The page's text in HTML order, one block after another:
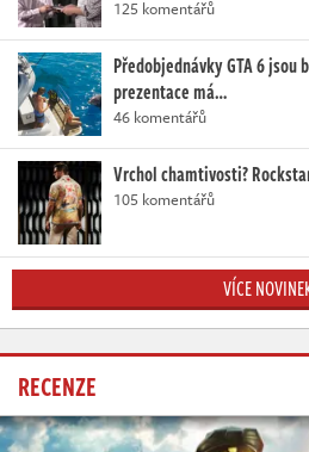
125 komentářů
Předobjednávky GTA 6 jsou
prezentace má…
46 komentářů
Vrchol chamtivosti?
105 komentářů
VÍCE
RECENZE